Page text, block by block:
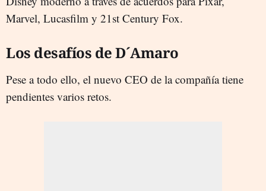
Marvel, Lucasfilm y 21st Century Fox.
Los desafíos de D´Amaro
Pese a todo ello, el nuevo CEO de la compañía tiene
pendientes varios retos.